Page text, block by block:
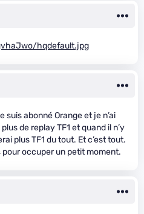
hqdefault.jpg
suis abonné Orange et je n’ai
de replay TF1 et quand il n’y
plus TF1 du tout. Et c’est tout.
pour occuper un petit moment.